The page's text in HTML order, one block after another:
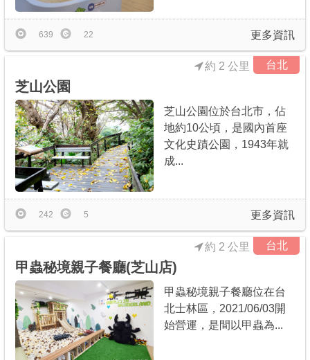
更多資訊
639 22
台北
芝山公園
約 2 公里
芝山公園位於台北市，佔
地約10公頃，是國內首座
文化史蹟公園，1943年就
成...
更多資訊
242 5
台北
甲蟲秘境親子餐廳(芝山店)
約 2 公里
甲蟲秘境親子餐廳位在台
北士林區，2021/06/03開
始營運，是間以甲蟲為...